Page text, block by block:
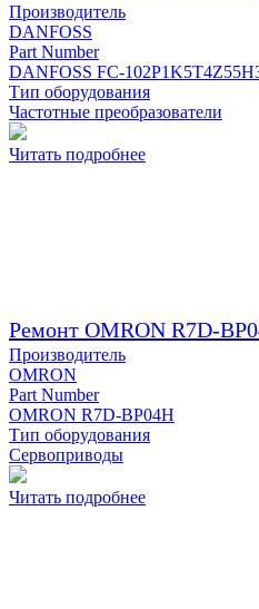
Производитель
DANFOSS
Part Number
DANFOSS FC-
Тип оборудования
Частотные преобразователи
Читать подробнее
Ремонт OMRON R7D-
Производитель
OMRON
Part Number
OMRON R7D-BP04H
Тип оборудования
Сервоприводы
Читать подробнее